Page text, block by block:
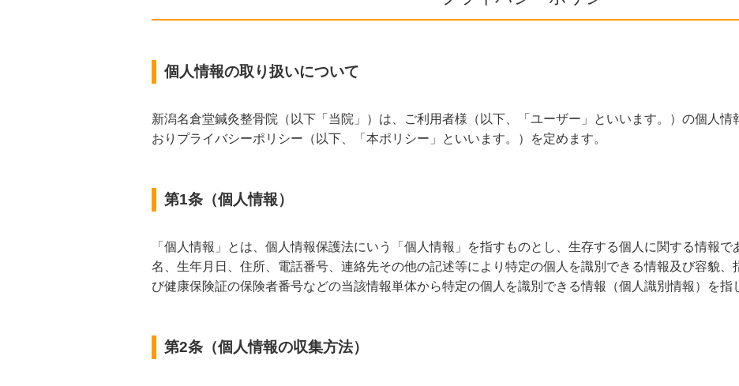
個人情報の取り扱いについて
新潟名倉堂鍼灸整骨院（以下「当院」）は、ご利用者様（以下、「ユーザー」といいます。）の個人情
おりプライバシーポリシー（以下、「本ポリシー」といいます。）を定めます。
第1条（個人情報）
「個人情報」とは、個人情報保護法にいう「個人情報」を指すものとし、生存する個人に関する情報
名、生年月日、住所、電話番号、連絡先その他の記述等により特定の個人を識別できる情報及び容貌、
び健康保険証の保険者番号などの当該情報単体から特定の個人を識別できる情報（個人識別情報）を指
第2条（個人情報の収集方法）